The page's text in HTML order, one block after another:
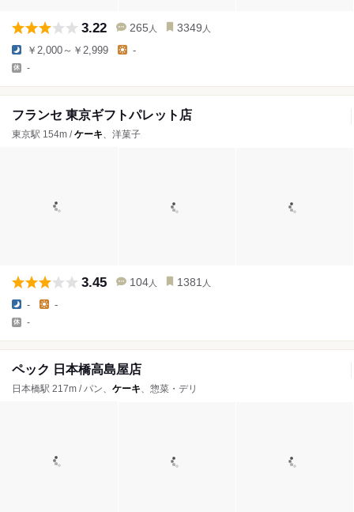
3.22 265 人 3349 人
￥2,000～￥2,999 -
-
フランセ 東京ギフトパレット店
東京駅 154m /ケーキ、洋菓子
3.45 104 人 1381 人
- -
-
ペック 日本橋高島屋店
日本橋駅 217m / パン、 ケーキ、惣菜・デリ